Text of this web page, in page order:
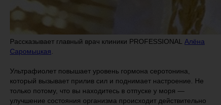
Рассказывает главный врач клиники PROFESSIONAL Алёна
Саромыцкая
Ультрафиолет повышает уровень гормона серотонина,
который вызывает прилив сил и поднимает настроение. Не
только потому, что вы находитесь в отпуске у моря —
улучшение состояния организма происходит действительно